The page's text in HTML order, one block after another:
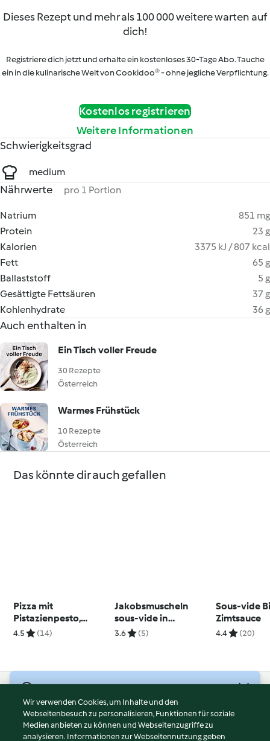
Dieses Rezept und mehr als 100 000 weitere warten auf
dich!
Registriere dich jetzt und erhalte ein kostenloses 30-Tage Abo. Tauche
ein in die kulinarische Welt von Cookidoo® - ohne jegliche Verpflichtung.
Kostenlos registrieren
Weitere Informationen
Schwierigkeitsgrad
medium
Nährwerte pro 1 Portion
Natrium
851 mg
Protein
23 g
Kalorien
3375 kJ / 807 kcal
Fett
65 g
Ballaststoff
5 g
Gesättigte Fettsäuren
37 g
Kohlenhydrate
36 g
Auch enthalten in
Ein Tisch voller Freude
30 Rezepte
Österreich
Warmes Frühstück
10 Rezepte
Österreich
Das könnte dir auch gefallen
Pizza mit
Pistazienpesto,
Stracciatella Käse
4.5 (14)
Jakobsmuscheln
sous-vide in
Zitronenbuttersauce
3.6 (5)
Sous-vide
Zimtsauce
4.4 (20)
Nutzungsbedingungen
Datenschutzrichtlinien
Wir verwenden Cookies, um Inhalte und den
Webseitenbesuch zu personalisieren, Funktionen für soziale
Medien anbieten zu können und Webseitenzugriffe zu
analysieren. Informationen zur Webseitennutzung geben